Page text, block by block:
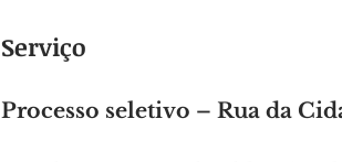
Serviço
Processo seletivo – Rua da